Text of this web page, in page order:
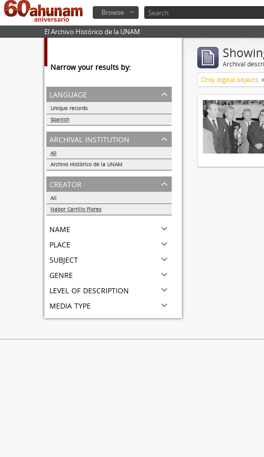
Browse
El Archivo Histórico de la UNAM
Narrow your results by:
language
Unique records
Spanish
1
archival institution
All
Archivo Histórico de la UNAM
1
creator
All
Nabor Carrillo Flores
name
place
subject
genre
level of description
media type
Archival
Only digital objects